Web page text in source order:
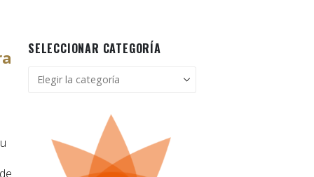
SELECCIONAR CATEGORÍA
Seleccionar
categoría